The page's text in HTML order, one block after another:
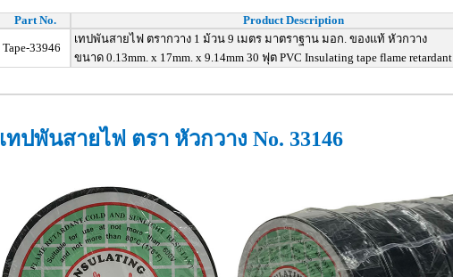
Part No. Product Description
Tape-33946
เทปพันสายไฟ ตรากวาง 1 ม้วน 9 เมตร มาตราฐาน มอก. ของแท้ หัวกวาง
ขนาด 0.13mm. x 17mm. x 9.14mm 30 ฟุต PVC Insulating tape flame retardant
เทปพันสายไฟ ตรา หัวกวาง No. 33146